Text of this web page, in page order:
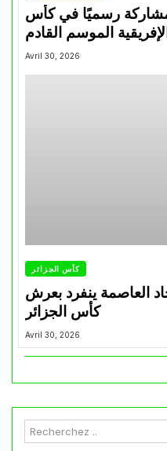
رسميًا في كأس
Avril 30, 2026
كأس الجزائر
العاصمة ينفرد بعرش
كأس الجزائر
Avril 30, 2026